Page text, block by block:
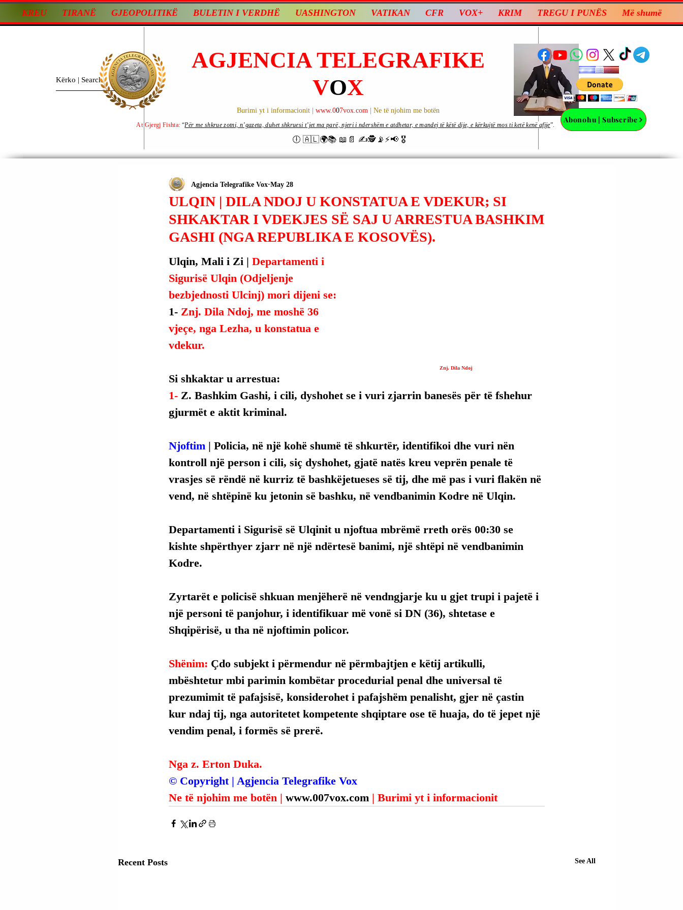
KREU TIRANË GJEOPOLITIKË BULETIN I VERDHË UASHINGTON VATIKAN CFR VOX+ KRIM TREGU I PUNËS Më shumë
AGJENCIA TELEGRAFIKE
VOX
Burimi yt i informacionit | www.007vox.com | Ne të njohim me botën
🕕 🇦🇱🌍📚 📖📄 ✍🕵️📡⚡️📢 🎖
Abonohu | Subscribe
At Gjergj Fishta: “Për me shkrue zotni, n’gazeta, duhet shkruesi t’jet ma parë, njeri i ndershëm e atdhetar, e mandej të këtë dije, e kërkujtë mos ti ketë kenë afije”.
ULQIN | DILA NDOJ U KONSTATUA E VDEKUR; SI
SHKAKTAR I VDEKJES SË SAJ U ARRESTUA BASHKIM
GASHI (NGA REPUBLIKA E KOSOVËS).
Agjencia Telegrafike Vox May 28
Znj. Dila Ndoj
Ulqin, Mali i Zi | Departamenti i
Sigurisë Ulqin (Odjeljenje
bezbjednosti Ulcinj) mori dijeni se:
1- Znj. Dila Ndoj, me moshë 36
vjeçe, nga Lezha, u konstatua e
vdekur.
Si shkaktar u arrestua:
1- Z. Bashkim Gashi, i cili, dyshohet se i vuri zjarrin banesës për të fshehur
gjurmët e aktit kriminal.
Njoftim | Policia, në një kohë shumë të shkurtër, identifikoi dhe vuri nën
kontroll një person i cili, siç dyshohet, gjatë natës kreu veprën penale të
vrasjes së rëndë në kurriz të bashkëjetueses së tij, dhe më pas i vuri flakën në
vend, në shtëpinë ku jetonin së bashku, në vendbanimin Kodre në Ulqin.
Departamenti i Sigurisë së Ulqinit u njoftua mbrëmë rreth orës 00:30 se
kishte shpërthyer zjarr në një ndërtesë banimi, një shtëpi në vendbanimin
Kodre.
Zyrtarët e policisë shkuan menjëherë në vendngjarje ku u gjet trupi i pajetë i
një personi të panjohur, i identifikuar më vonë si DN (36), shtetase e
Shqipërisë, u tha në njoftimin policor.
Shënim: Çdo subjekt i përmendur në përmbajtjen e këtij artikulli,
mbështetur mbi parimin kombëtar procedurial penal dhe universal të
prezumimit të pafajsisë, konsiderohet i pafajshëm penalisht, gjer në çastin
kur ndaj tij, nga autoritetet kompetente shqiptare ose të huaja, do të jepet një
vendim penal, i formës së prerë.
Nga z. Erton Duka.
© Copyright | Agjencia Telegrafike Vox
Ne të njohim me botën | www.007vox.com | Burimi yt i informacionit
Recent Posts See All